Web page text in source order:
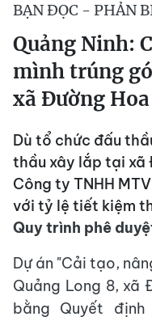
BẠN ĐỌC - PHẢN
Quảng Ninh:
mình trúng
xã Đường Hoa
Dù tổ chức đấu
thầu xây lắp tại xã
Công ty TNHH
với tỷ lệ tiết kiệm
Quy trình phê
Dự án "Cải tạo,
Quảng Long 8, xã
bằng Quyết